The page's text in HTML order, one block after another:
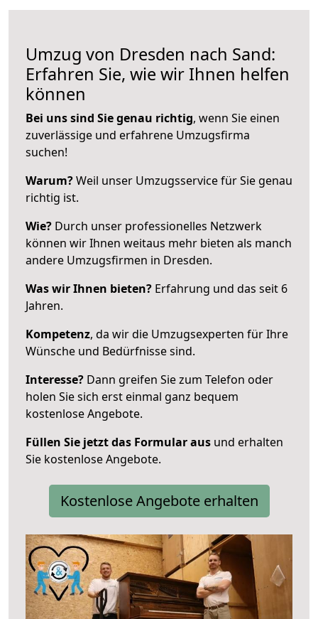
Umzug von Dresden nach Sand:
Erfahren Sie, wie wir Ihnen helfen
können
Bei uns sind Sie genau richtig, wenn Sie einen
zuverlässige und erfahrene Umzugsfirma
suchen!
Warum?Weil unser Umzugsservice für Sie genau
richtig ist.
Wie? Durch unser professionelles Netzwerk
können wir Ihnen weitaus mehr bieten als manch
andere Umzugsfirmen in Dresden.
Was wir Ihnen bieten? Erfahrung und das seit 6
Jahren.
Kompetenz, da wir die Umzugsexperten für Ihre
Wünsche und Bedürfnisse sind.
Interesse? Dann greifen Sie zum Telefon oder
holen Sie sich erst einmal ganz bequem
kostenlose Angebote.
Füllen Sie jetzt das Formular aus und erhalten
Sie kostenlose Angebote.
Kostenlose Angebote erhalten